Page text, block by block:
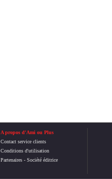
A propos d'Ami ou Plus
Contact service clients
Conditions d'utilisation
Partenaires- Société éditrice